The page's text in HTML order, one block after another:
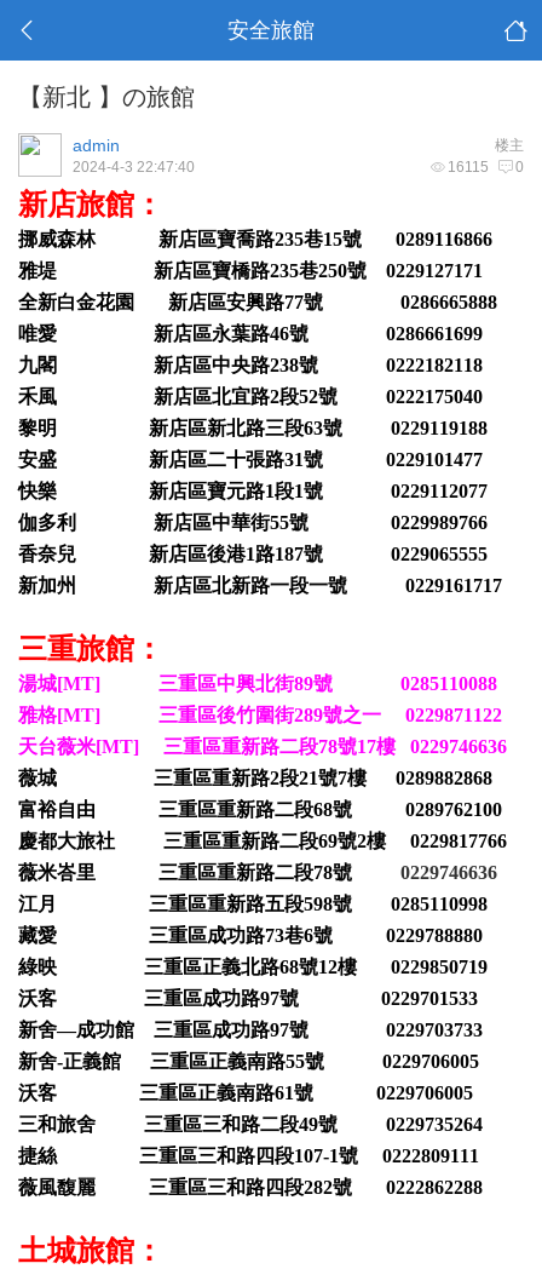
安全旅館
【新北 】の旅館
楼主
admin
16115 0
2024-4-3 22:47:40
新店旅館：
挪威森林 新店區寶喬路235巷15號 0289116866
雅堤 新店區寶橋路235巷250號 0229127171
全新白金花園 新店區安興路77號 0286665888
唯愛 新店區永葉路46號 0286661699
九閣 新店區中央路238號 0222182118
禾風 新店區北宜路2段52號 0222175040
黎明 新店區新北路三段63號 0229119188
安盛 新店區二十張路31號 0229101477
快樂 新店區寶元路1段1號 0229112077
伽多利 新店區中華街55號 0229989766
香奈兒 新店區後港1路187號 0229065555
新加州 新店區北新路一段一號 0229161717
三重旅館：
湯城[MT] 三重區中興北街89號 0285110088
雅格[MT] 三重區後竹圍街289號之一 0229871122
天台薇米[MT] 三重區重新路二段78號17樓 0229746636
薇城 三重區重新路2段21號7樓 0289882868
富裕自由 三重區重新路二段68號 0289762100
慶都大旅社 三重區重新路二段69號2樓 0229817766
薇米峇里 三重區重新路二段78號 0229746636
江月 三重區重新路五段598號 0285110998
藏愛 三重區成功路73巷6號 0229788880
綠映 三重區正義北路68號12樓 0229850719
沃客 三重區成功路97號 0229701533
新舍—成功館 三重區成功路97號 0229703733
新舍-正義館 三重區正義南路55號 0229706005
沃客 三重區正義南路61號 0229706005
三和旅舍 三重區三和路二段49號 0229735264
捷絲 三重區三和路四段107-1號 0222809111
薇風馥麗 三重區三和路四段282號 0222862288
土城旅館：